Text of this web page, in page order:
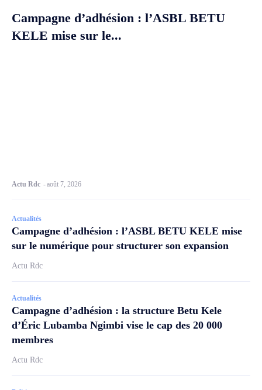
Campagne d’adhésion : l’ASBL BETU
KELE mise sur le...
Actu Rdc -août 7, 2026
Actualités
Campagne d’adhésion : l’ASBL BETU KELE mise
sur le numérique pour structurer son expansion
Actu Rdc
Actualités
Campagne d’adhésion : la structure Betu Kele
d’Éric Lubamba Ngimbi vise le cap des 20 000
membres
Actu Rdc